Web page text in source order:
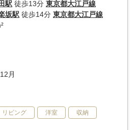
駅 徒歩13分 東京都大江戸線
坂駅 徒歩14分 東京都大江戸線
月
リビング 洋室 収納